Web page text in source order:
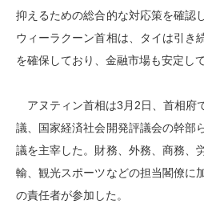
抑えるための総合的な対応策を確認
ウィーラクーン首相は、タイは引き
を確保しており、金融市場も安定し
アヌティン首相は3月2日、首相府
議、国家経済社会開発評議会の幹部
議を主宰した。財務、外務、商務、
輸、観光スポーツなどの担当閣僚に
の責任者が参加した。